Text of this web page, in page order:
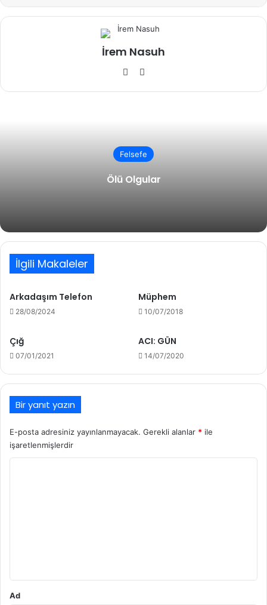
İrem Nasuh
X
Felsefe
Ölü Olgular
İlgili Makaleler
Arkadaşım Telefon
28/08/2024
Müphem
10/07/2018
Çığ
07/01/2021
ACI: GÜN
14/07/2020
Bir yanıt yazın
E-posta adresiniz yayınlanmayacak. Gerekli alanlar * ile
işaretlenmişlerdir
Ad